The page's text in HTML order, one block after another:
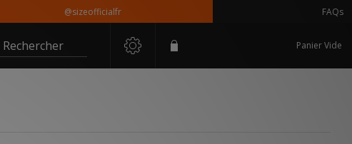
@sizeofficialfr FAQs
Rechercher Panier Vide